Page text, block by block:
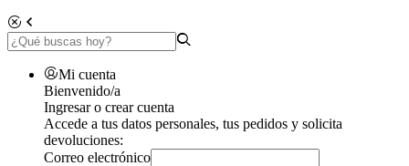
Mi cuenta
Bienvenido/a
Ingresar o crear cuenta
Accede a tus datos personales, tus pedidos y solicita
devoluciones:
Correo electrónico